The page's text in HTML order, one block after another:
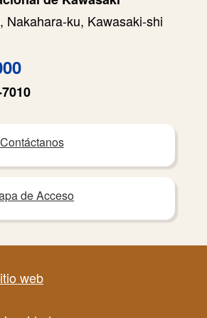
Nakahara-ku, Kawasaki-shi
Contáctanos
de Acceso
web